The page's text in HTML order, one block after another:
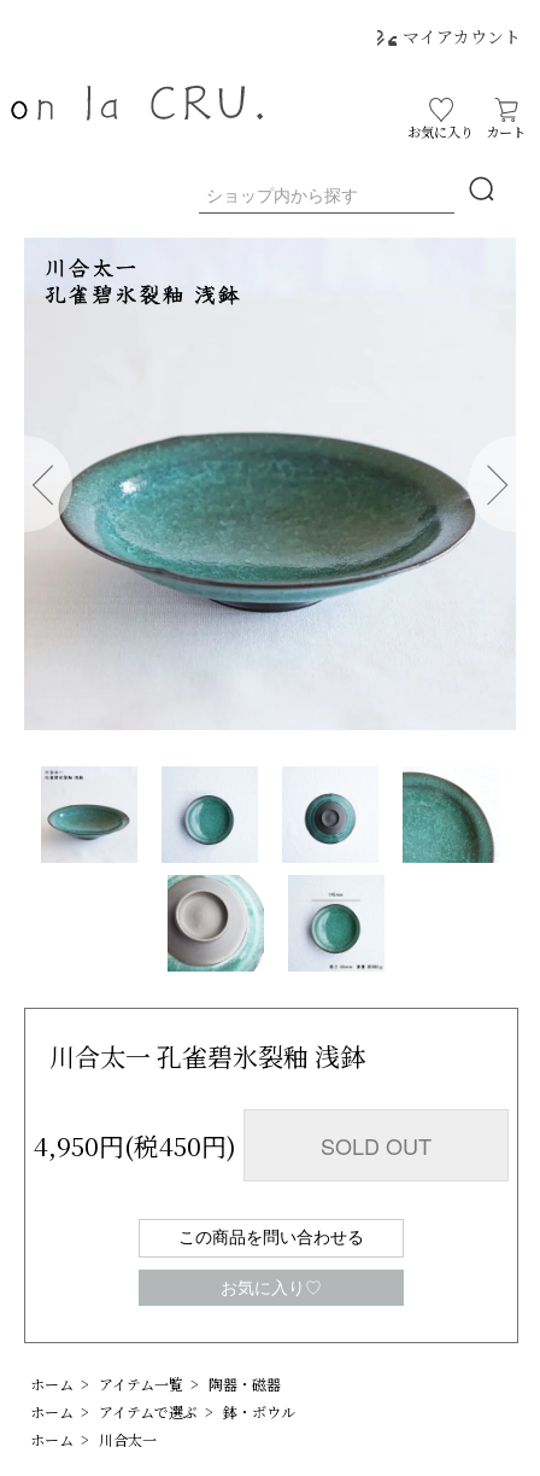
マイアカウント
お気に入り カート
川合太一 孔雀碧氷裂釉 浅鉢
4,950円(税450円) SOLD OUT
この商品を問い合わせる
お気に入り♡
ホーム > アイテム一覧 > 陶器・磁器
ホーム > アイテムで選ぶ > 鉢・ボウル
ホーム > 川合太一